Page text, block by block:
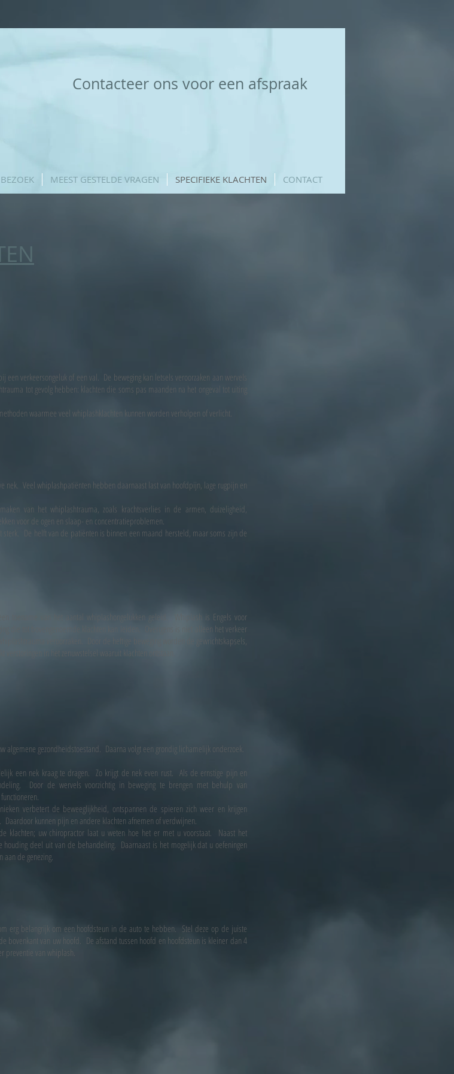
Contacteer ons voor een afspraak
MEEST GESTELDE VRAGEN SPECIFIEKE KLACHTEN CONTACT
een verkeersongeluk of een val. De beweging kan letsels veroorzaken aan wervels
tot gevolg hebben: klachten die soms pas maanden na het ongeval tot uiting
waarmee veel whiplashklachten kunnen worden verholpen of verlicht.
nek. Veel whiplashpatiënten hebben daarnaast last van hoofdpijn, lage rugpijn en
van het whiplashtrauma, zoals krachtsverlies in de armen, duizeligheid,
voor de ogen en slaap- en concentratieproblemen.
De helft van de patiënten is binnen een maand hersteld, maar soms zijn de
toename van het aantal whiplashongelukken geleid. Whiplash is Engels voor
die tot bovengenoemde klachten kan leiden. Overigens is niet alleen het verkeer
veroorzaken. Door de heftige beweging worden de gewrichtskapsels,
in het zenuwstelsel waaruit klachten ontstaan.
algemene gezondheidstoestand. Daarna volgt een grondig lichamelijk onderzoek.
een nek kraag te dragen. Zo krijgt de nek even rust. Als de ernstige pijn en
Door de wervels voorzichtig in beweging te brengen met behulp van
verbetert de beweeglijkheid, ontspannen de spieren zich weer en krijgen
kunnen pijn en andere klachten afnemen of verdwijnen.
klachten; uw chiropractor laat u weten hoe het er met u voorstaat. Naast het
houding deel uit van de behandeling. Daarnaast is het mogelijk dat u oefeningen
de genezing.
erg belangrijk om een hoofdsteun in de auto te hebben. Stel deze op de juiste
bovenkant van uw hoofd. De afstand tussen hoofd en hoofdsteun is kleiner dan 4
preventie van whiplash.